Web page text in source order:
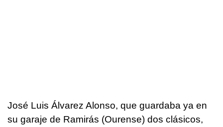
José Luis Álvarez Alonso, que guardaba ya en
su garaje de Ramirás (Ourense) dos clásicos,